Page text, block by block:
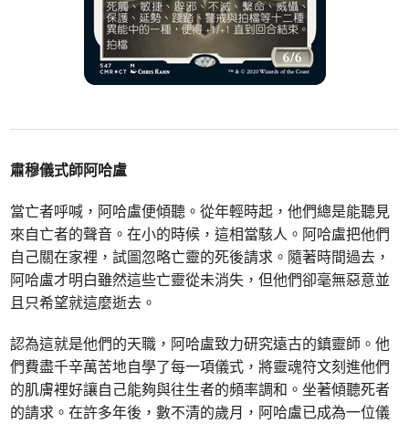
肅穆儀式師阿哈盧
當亡者呼喊，阿哈盧便傾聽。從年輕時起，他們總是能聽見
來自亡者的聲音。在小的時候，這相當駭人。阿哈盧把他們
自己關在家裡，試圖忽略亡靈的死後請求。隨著時間過去，
阿哈盧才明白雖然這些亡靈從未消失，但他們卻毫無惡意並
且只希望就這麼逝去。
認為這就是他們的天職，阿哈盧致力研究遠古的鎮靈師。他
們費盡千辛萬苦地自學了每一項儀式，將靈魂符文刻進他們
的肌膚裡好讓自己能夠與往生者的頻率調和。坐著傾聽死者
的請求。在許多年後，數不清的歲月，阿哈盧已成為一位儀